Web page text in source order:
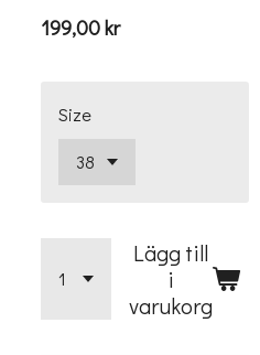
199,00 kr
Size
Lägg till
i
varukorg